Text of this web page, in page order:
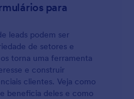
para
leads podem ser
de setores e
torna uma ferramenta
e construir
clientes. Veja como
beneficia deles e como